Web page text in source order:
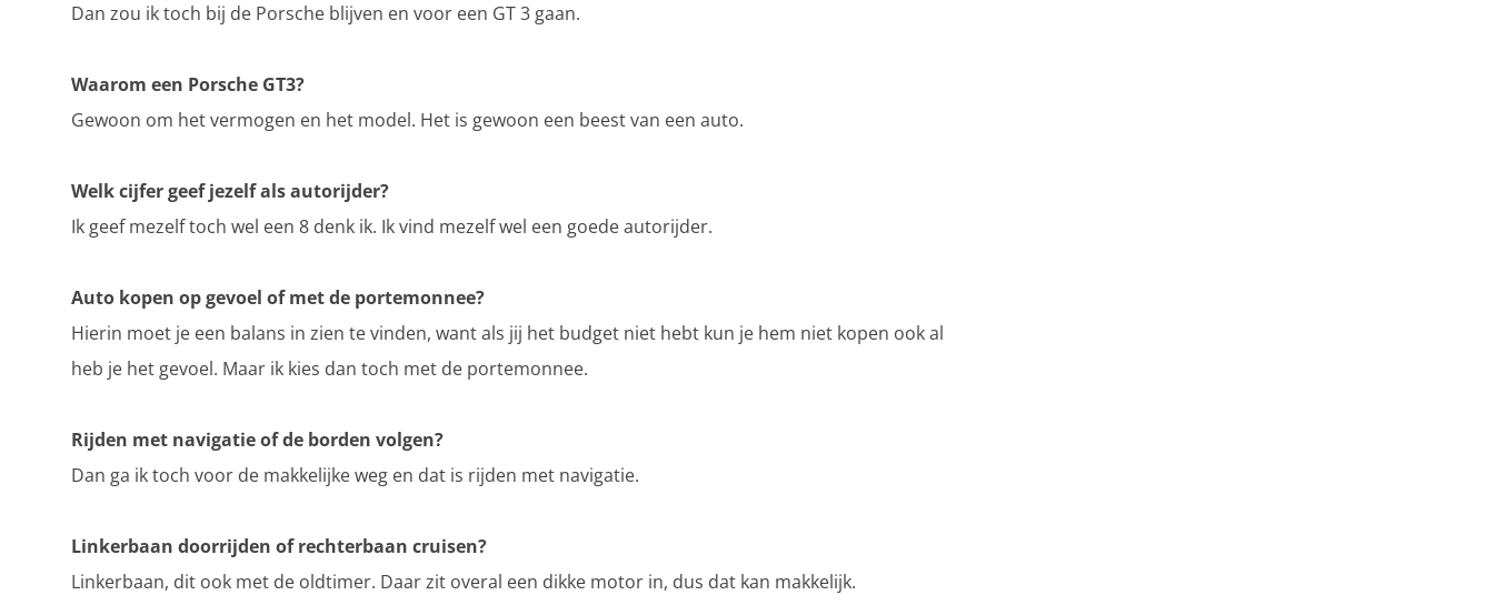
Dan zou ik toch bij de Porsche blijven en voor een GT 3 gaan.
Waarom een Porsche GT3?
Gewoon om het vermogen en het model. Het is gewoon een beest van een auto.
Welk cijfer geef jezelf als autorijder?
Ik geef mezelf toch wel een 8 denk ik. Ik vind mezelf wel een goede autorijder.
Auto kopen op gevoel of met de portemonnee?
Hierin moet je een balans in zien te vinden, want als jij het budget niet hebt kun je hem niet kopen ook al
heb je het gevoel. Maar ik kies dan toch met de portemonnee.
Rijden met navigatie of de borden volgen?
Dan ga ik toch voor de makkelijke weg en dat is rijden met navigatie.
Linkerbaan doorrijden of rechterbaan cruisen?
Linkerbaan, dit ook met de oldtimer. Daar zit overal een dikke motor in, dus dat kan makkelijk.